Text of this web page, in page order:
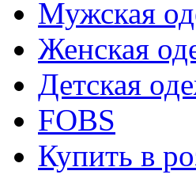
Мужская
Женская
Детская
FOBS
Купить в